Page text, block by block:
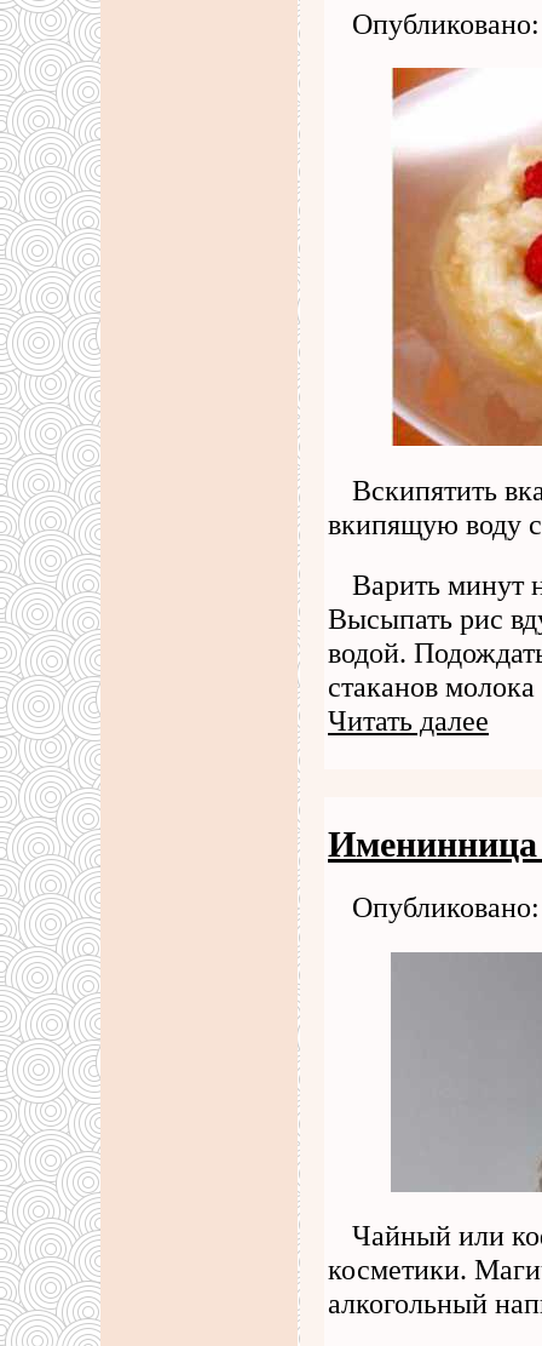
Вскипятить
вкипящую воду
Варить минут
Высыпать рис
водой.
стаканов
Читать далее
Чайный или
косметики.
алкогольный